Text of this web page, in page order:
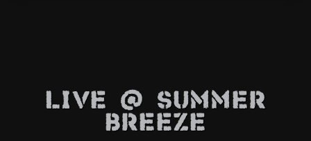
Live @ Summer
Breeze